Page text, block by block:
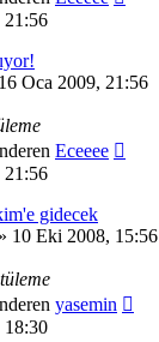
21:56
Oca 2009, 21:56
Eceeee
21:56
gidecek
» 10 Eki 2008, 15:56
yasemin
18:30